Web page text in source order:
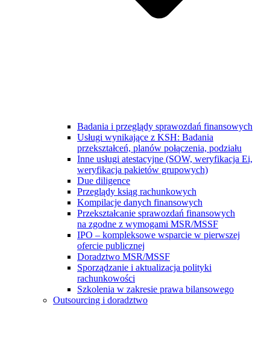
Badania i przeglądy sprawozdań finansowych
Usługi wynikające z KSH: Badania
przekształceń, planów połączenia, podziału
Inne usługi atestacyjne (SOW, weryfikacja Ei,
weryfikacja pakietów grupowych)
Due diligence
Przeglądy ksiąg rachunkowych
Kompilacje danych finansowych
Przekształcanie sprawozdań finansowych
na zgodne z wymogami MSR/MSSF
IPO – kompleksowe wsparcie w pierwszej
ofercie publicznej
Doradztwo MSR/MSSF
Sporządzanie i aktualizacja polityki
rachunkowości
Szkolenia w zakresie prawa bilansowego
Outsourcing i doradztwo